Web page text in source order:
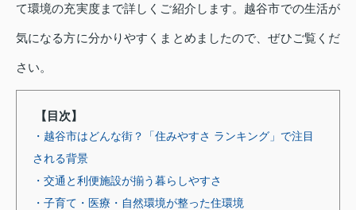
て環境の充実度まで詳しくご紹介します。越谷市での生活が
気になる方に分かりやすくまとめましたので、ぜひご覧くだ
さい。
【目次】
・越谷市はどんな街？「住みやすさ ランキング」で注目
される背景
・交通と利便施設が揃う暮らしやすさ
・子育て・医療・自然環境が整った住環境